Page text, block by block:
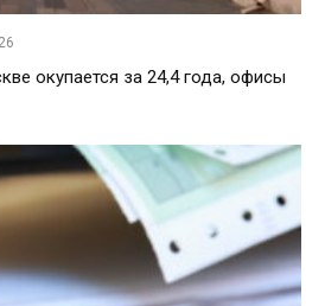
окупается за 24,4 года, офисы